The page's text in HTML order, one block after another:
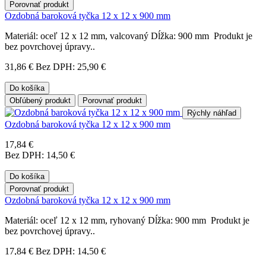
Porovnať produkt
Ozdobná baroková tyčka 12 x 12 x 900 mm
Materiál: oceľ 12 x 12 mm, valcovaný Dĺžka: 900 mm Produkt je
bez povrchovej úpravy..
31,86 € Bez DPH: 25,90 €
Do košíka
Obľúbený produkt
Porovnať produkt
Rýchly náhľad
Ozdobná baroková tyčka 12 x 12 x 900 mm
17,84 €
Bez DPH: 14,50 €
Do košíka
Porovnať produkt
Ozdobná baroková tyčka 12 x 12 x 900 mm
Materiál: oceľ 12 x 12 mm, ryhovaný Dĺžka: 900 mm Produkt je
bez povrchovej úpravy..
17,84 € Bez DPH: 14,50 €